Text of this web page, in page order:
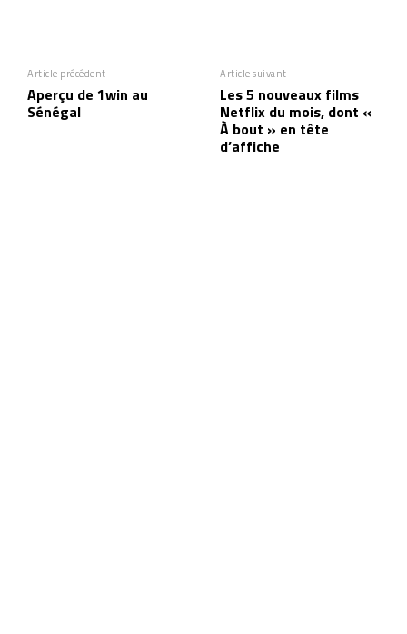
Article précédent
Aperçu de 1win au
Sénégal
Article suivant
Les 5 nouveaux films
Netflix du mois, dont «
À bout » en tête
d’affiche